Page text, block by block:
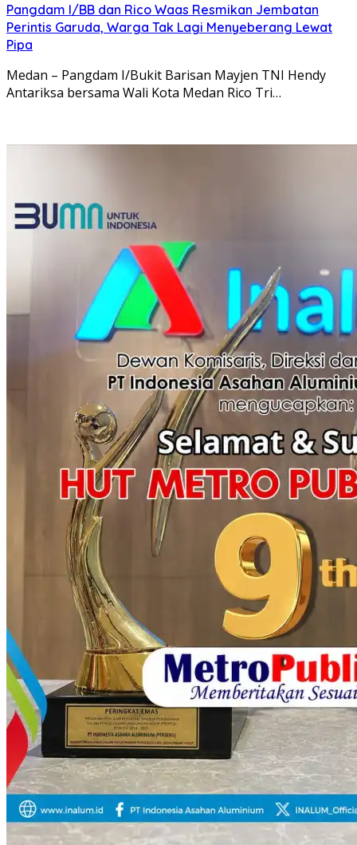
Pangdam I/BB dan Rico Waas Resmikan Jembatan
Perintis Garuda, Warga Tak Lagi Menyeberang Lewat
Pipa
Medan – Pangdam I/Bukit Barisan Mayjen TNI Hendy
Antariksa bersama Wali Kota Medan Rico Tri…